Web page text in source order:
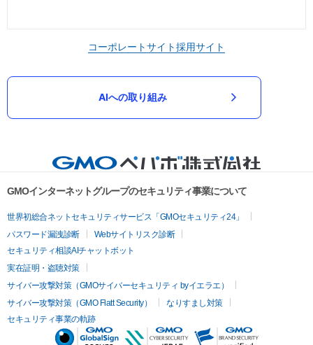
コーポレートサイト採用サイト
AIへの取り組み
GMOインターネットグループのセキュリティ事業について
世界初総合ネットセキュリティサービス「GMOセキュリティ24」
パスワード漏洩診断
Webサイトリスク診断
セキュリティ相談AIチャットボット
実在証明・盗聴対策
サイバー攻撃対策（GMOサイバーセキュリティ byイエラエ）
サイバー攻撃対策（GMO Flatt Security）
なりすまし対策
セキュリティ事業の軌跡